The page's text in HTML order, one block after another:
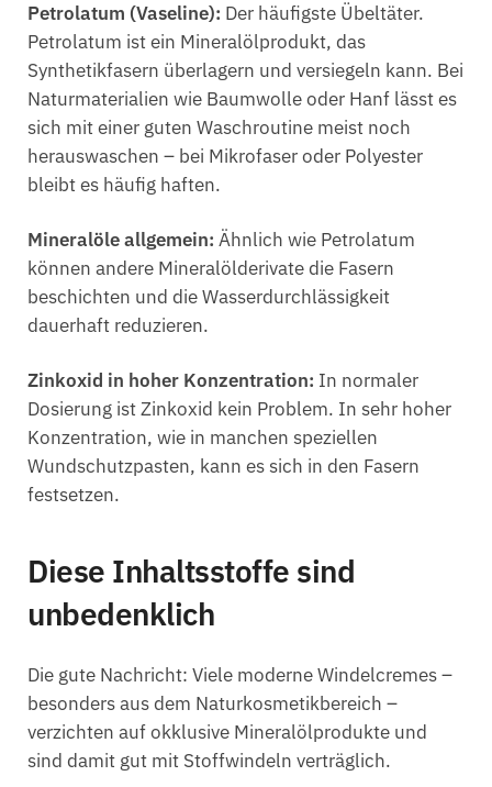
Petrolatum (Vaseline): Der häufigste Übeltäter.
Petrolatum ist ein Mineralölprodukt, das
Synthetikfasern überlagern und versiegeln kann. Bei
Naturmaterialien wie Baumwolle oder Hanf lässt es
sich mit einer guten Waschroutine meist noch
herauswaschen – bei Mikrofaser oder Polyester
bleibt es häufig haften.
Mineralöle allgemein: Ähnlich wie Petrolatum
können andere Mineralölderivate die Fasern
beschichten und die Wasserdurchlässigkeit
dauerhaft reduzieren.
Zinkoxid in hoher Konzentration: In normaler
Dosierung ist Zinkoxid kein Problem. In sehr hoher
Konzentration, wie in manchen speziellen
Wundschutzpasten, kann es sich in den Fasern
festsetzen.
Diese Inhaltsstoffe sind
unbedenklich
Die gute Nachricht: Viele moderne Windelcremes –
besonders aus dem Naturkosmetikbereich –
verzichten auf okklusive Mineralölprodukte und
sind damit gut mit Stoffwindeln verträglich.